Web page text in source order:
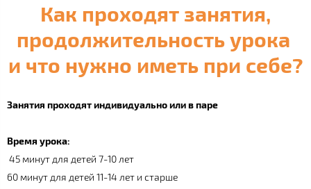
Как проходят занятия,
продолжительность урока
и что нужно иметь при себе?
Занятия проходят индивидуально или в паре
Время урока:
45 минут для детей 7-10 лет
60 минут для детей 11-14 лет и старше